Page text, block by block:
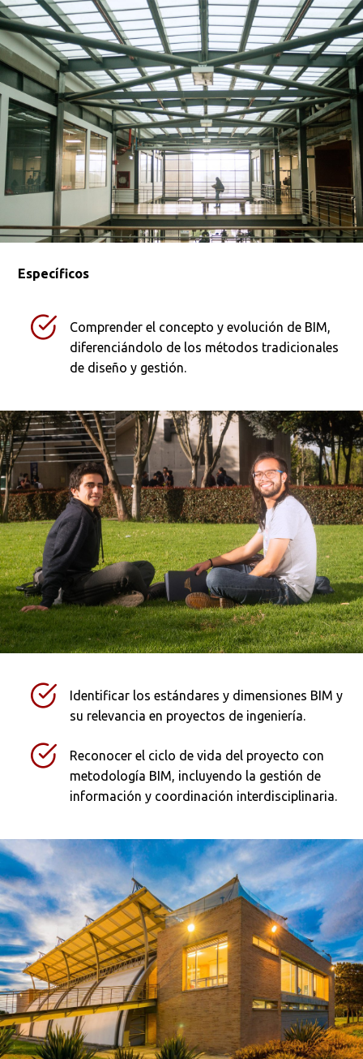
Específicos
Comprender el concepto y evolución de BIM,
diferenciándolo de los métodos tradicionales
de diseño y gestión.
Identificar los estándares y dimensiones BIM y
su relevancia en proyectos de ingeniería.
Reconocer el ciclo de vida del proyecto con
metodología BIM, incluyendo la gestión de
información y coordinación interdisciplinaria.